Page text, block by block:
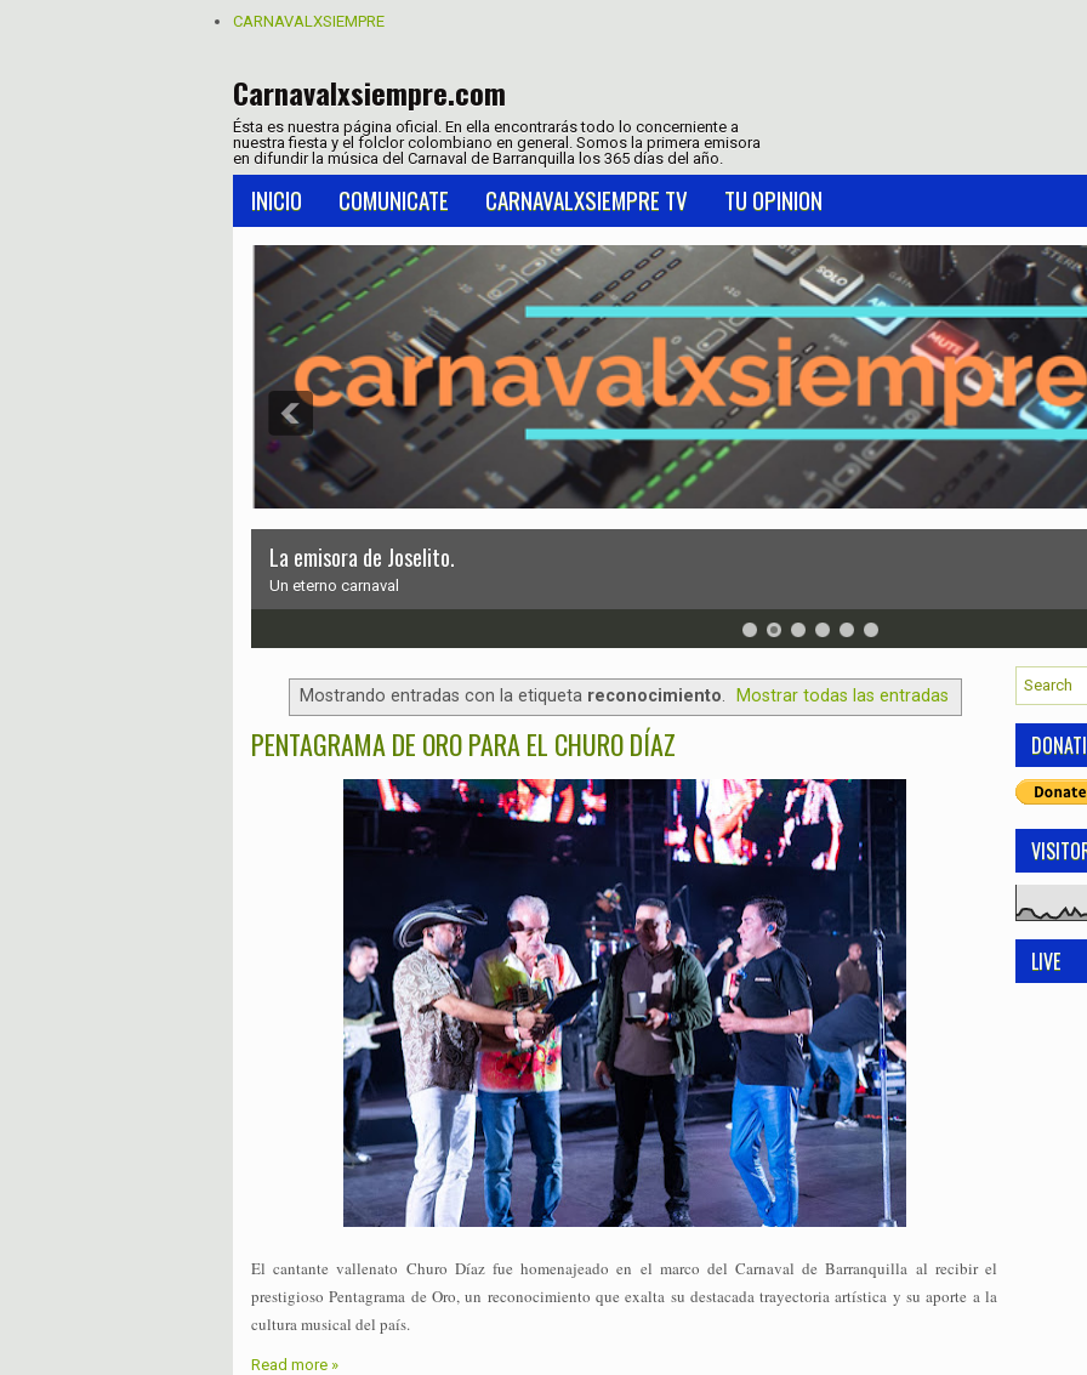
CARNAVALXSIEMPRE
Carnavalxsiempre.com
Ésta es nuestra página oficial. En ella encontrarás todo lo concerniente a
nuestra fiesta y el folclor colombiano en general. Somos la primera emisora
en difundir la música del Carnaval de Barranquilla los 365 días del año.
INICIO COMUNICATE CARNAVALXSIEMPRE TV TU OPINION
La emisora de Joselito.
Un eterno carnaval
Mostrando entradas con la etiqueta reconocimiento. Mostrar todas las entradas
PENTAGRAMA DE ORO PARA EL CHURO DÍAZ
El cantante vallenato Churo Díazfue homenajeado en el marco delCarnaval de Barranquilla al recibir el
prestigioso Pentagrama de Oro, un reconocimiento que exalta su destacada trayectoria artística y su aporte a la
cultura musical del país.
Read more »
LIVE